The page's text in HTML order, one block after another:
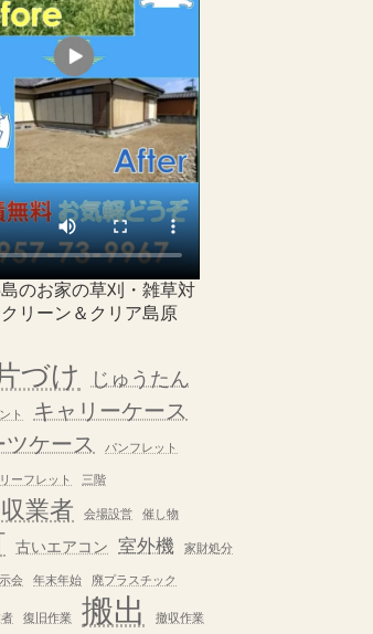
のお家の草刈・雑草対
リーン＆クリア島原
づけ じゅうたん
ト キャリーケース
ツケース パンフレット
リーフレット 三階
業者 会場設営 催し物
古いエアコン 室外機 家財処分
会 年末年始 廃プラスチック
復旧作業 搬出 撤収作業